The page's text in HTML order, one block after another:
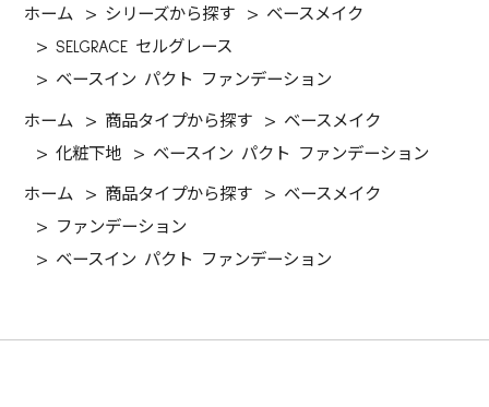
ホーム > シリーズから探す > ベースメイク
>SELGRACE セルグレース
> ベースイン パクト ファンデーション
ホーム > 商品タイプから探す > ベースメイク
>化粧下地 > ベースイン パクト ファンデーション
ホーム > 商品タイプから探す > ベースメイク
>
ファンデーション
> ベースイン パクト ファンデーション